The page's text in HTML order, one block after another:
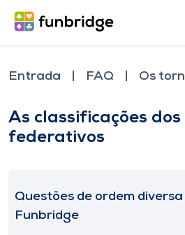
Entrada FAQ Os
As classificações
federativos
Questões de ordem
Funbridge